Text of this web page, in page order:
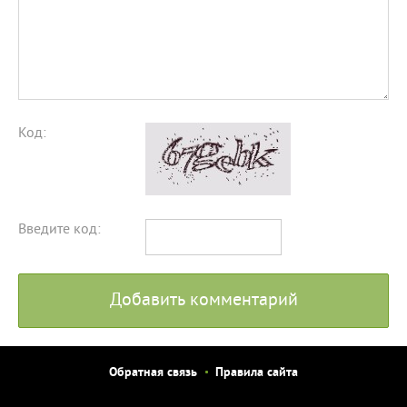
Код:
Введите код:
Добавить комментарий
Обратная связь Правила сайта